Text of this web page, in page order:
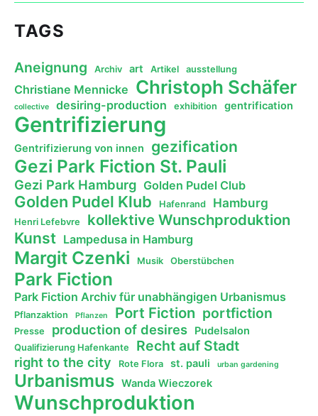
TAGS
Aneignung Archiv art Artikel ausstellung
Christiane Mennicke Christoph Schäfer
collective desiring-production exhibition gentrification
Gentrifizierung
Gentrifizierung von innen gezification
Gezi Park Fiction St. Pauli
Gezi Park Hamburg Golden Pudel Club
Golden Pudel Klub Hafenrand Hamburg
Henri Lefebvre kollektive Wunschproduktion
Kunst Lampedusa in Hamburg
Margit Czenki Musik Oberstübchen
Park Fiction
Park Fiction Archiv für unabhängigen Urbanismus
Pflanzaktion Pflanzen Port Fiction portfiction
Presse production of desires Pudelsalon
Qualifizierung Hafenkante Recht auf Stadt
right to the city Rote Flora st. pauli urban gardening
Urbanismus Wanda Wieczorek
Wunschproduktion